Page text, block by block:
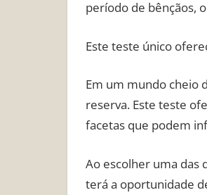
período de bênçãos,
Este teste único
Em um mundo cheio
reserva. Este teste
facetas que podem
Ao escolher uma das
terá a oportunidade